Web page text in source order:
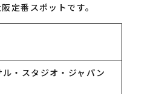
定番スポットです。
ル・スタジオ・ジャパン